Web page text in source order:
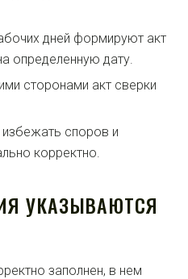
дней формируют акт
определенную дату.
сторонами акт сверки
споров и
корректно.
УКАЗЫВАЮТСЯ
заполнен, в нем